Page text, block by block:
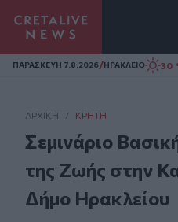
Homepage
ΠΑΡΑΣΚΕΥΗ 7.8.2026/ΗΡΑΚΛΕΙΟ 30
ΑΡΧΙΚΗ / ΚΡΉΤΗ
Σεμινάριο
της Ζωής στην
Δήμο Ηρακλείου